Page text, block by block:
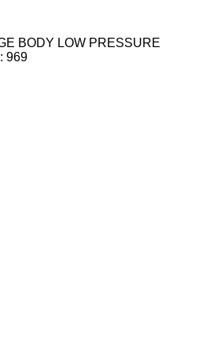
BODY LOW PRESSURE
969